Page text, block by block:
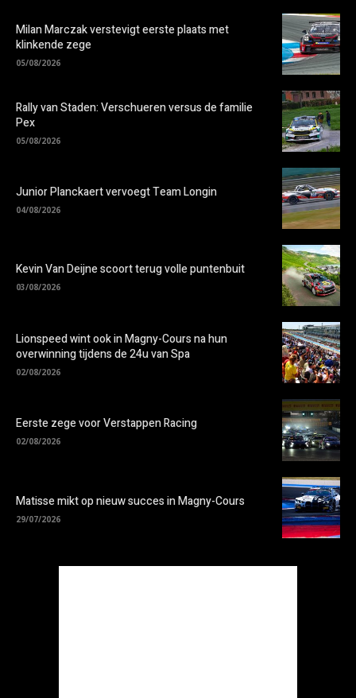
Milan Marczak verstevigt eerste plaats met
klinkende zege
05/08/2026
Rally van Staden: Verschueren versus de familie
Pex
05/08/2026
Junior Planckaert vervoegt Team Longin
04/08/2026
Kevin Van Deijne scoort terug volle puntenbuit
03/08/2026
Lionspeed wint ook in Magny-Cours na hun
overwinning tijdens de 24u van Spa
02/08/2026
Eerste zege voor Verstappen Racing
02/08/2026
Matisse mikt op nieuw succes in Magny-Cours
29/07/2026